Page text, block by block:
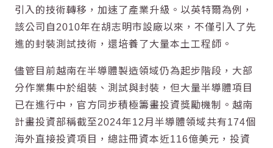
引入的技術轉移，加速了產業升級。以英特爾為例，
該公司自2010年在胡志明市設廠以來，不僅引入了先
進的封裝測試技術，還培養了大量本土工程師。
儘管目前越南在半導體製造領域仍為起步階段，大部
分作業集中於組裝、測試與封裝，但大量半導體項目
已在進行中，官方同步積極籌畫投資獎勵機制。越南
計畫投資部稱截至2024年12月半導體領域共有174個
海外直接投資項目，總註冊資本近116億美元，投資